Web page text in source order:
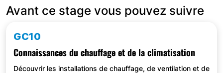
Avant ce stage vous pouvez suivre
GC10
Connaissances du chauffage et de la climatisation
Découvrir les installations de chauffage, de ventilation et de